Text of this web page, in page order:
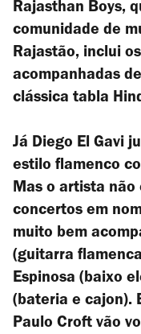
Rajasthan Boys,
comunidade de
Rajastão, inclui
acompanhadas
clássica tabla
Já Diego El Gavi
estilo flamenco
Mas o artista não
concertos em
muito bem
(guitarra
Espinosa (baixo
(bateria e cajon).
Paulo Croft vão